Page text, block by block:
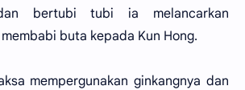
bertubi tubi ia melancarkan
buta kepada Kun Hong.
mempergunakan ginkangnya dan